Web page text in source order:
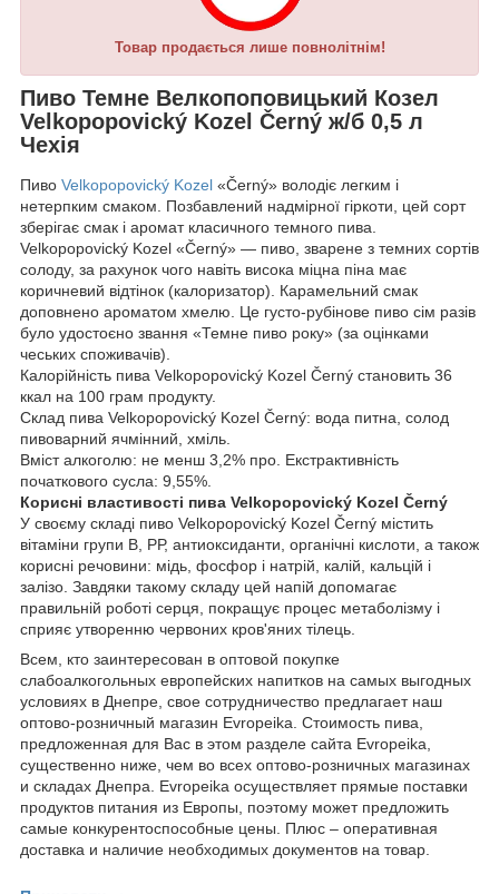
Товар продається лише повнолітнім!
Пиво Темне Велкопоповицький Козел
Velkopopovický Kozel Černý ж/б 0,5 л
Чехія
Пиво Velkopopovický Kozel «Černý» володіє легким і
нетерпким смаком. Позбавлений надмірної гіркоти, цей сорт
зберігає смак і аромат класичного темного пива.
Velkopopovický Kozel «Černý» — пиво, зварене з темних сортів
солоду, за рахунок чого навіть висока міцна піна має
коричневий відтінок (калоризатор). Карамельний смак
доповнено ароматом хмелю. Це густо-рубінове пиво сім разів
було удостоєно звання «Темне пиво року» (за оцінками
чеських споживачів).
Калорійність пива Velkopopovický Kozel Černý становить 36
ккал на 100 грам продукту.
Склад пива Velkopopovický Kozel Černý: вода питна, солод
пивоварний ячмінний, хміль.
Вміст алкоголю: не менш 3,2% про. Екстрактивність
початкового сусла: 9,55%.
Корисні властивості пива Velkopopovický Kozel Černý
У своєму складі пиво Velkopopovický Kozel Černý містить
вітаміни групи В, РР, антиоксиданти, органічні кислоти, а також
корисні речовини: мідь, фосфор і натрій, калій, кальцій і
залізо. Завдяки такому складу цей напій допомагає
правильній роботі серця, покращує процес метаболізму і
сприяє утворенню червоних кров'яних тілець.
Всем, кто заинтересован в оптовой покупке
слабоалкогольных европейских напитков на самых выгодных
условиях в Днепре, свое сотрудничество предлагает наш
оптово-розничный магазин Evropeika. Стоимость пива,
предложенная для Вас в этом разделе cайта Evropeika,
существенно ниже, чем во всех оптово-розничных магазинах
и складах Днепра. Evropeika осуществляет прямые поставки
продуктов питания из Европы, поэтому может предложить
самые конкурентоспособные цены. Плюс – оперативная
доставка и наличие необходимых документов на товар.